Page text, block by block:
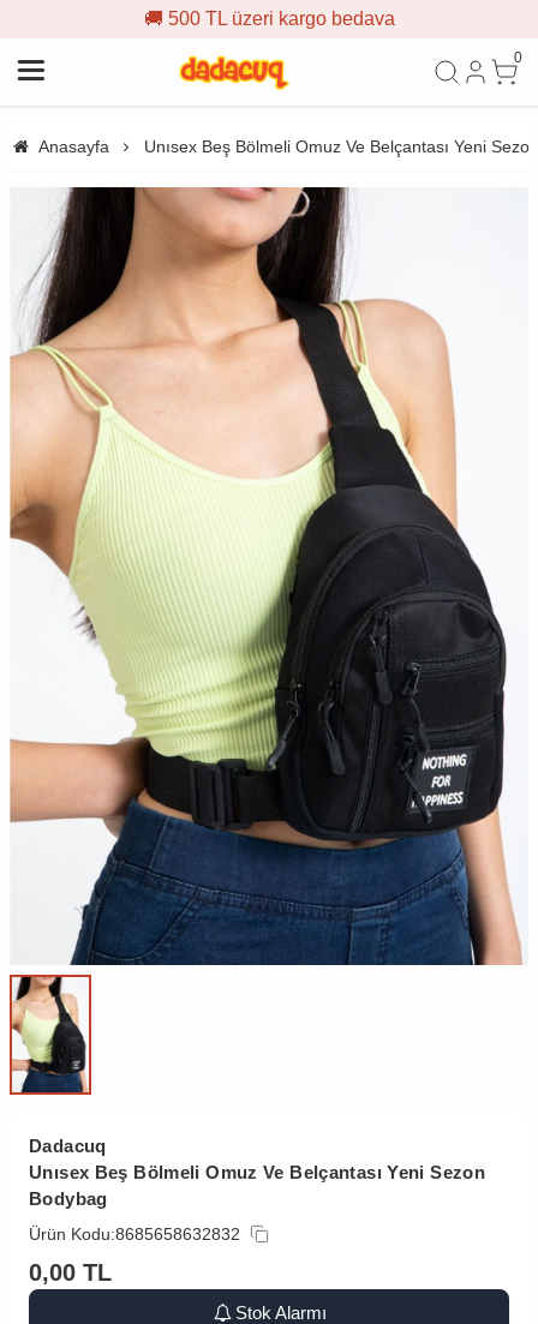
🚚 500 TL üzeri kargo bedava
0
Anasayfa Unısex Beş Bölmeli Omuz Ve Belçantası Yeni
Dadacuq
Unısex Beş Bölmeli Omuz Ve Belçantası Yeni Sezon
Bodybag
Ürün Kodu:8685658632832
0,00 TL
Stok Alarmı